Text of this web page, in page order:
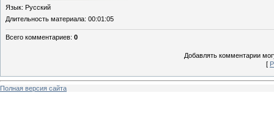
Язык: Русский
Длительность материала: 00:01:05
Всего комментариев: 0
Добавлять комментарии
[
Полная версия сайта